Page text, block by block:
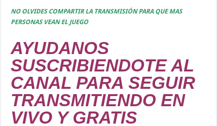
NO OLVIDES COMPARTIR LA TRANSMISIÓN PARA QUE MAS
PERSONAS VEAN EL JUEGO
AYUDANOS
SUSCRIBIENDOTE AL
CANAL PARA SEGUIR
TRANSMITIENDO EN
VIVO Y GRATIS